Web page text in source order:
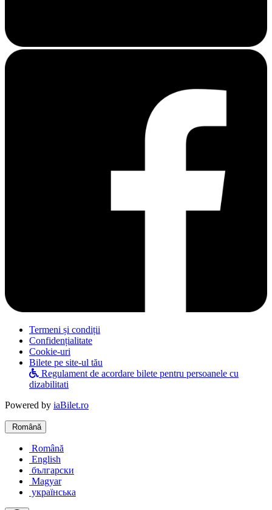
Termeni și condiții
Confidențialitate
Cookie-uri
Bilete pe site-ul tău
Regulament de acordare bilete pentru persoanele cu
dizabilitati
Powered by iaBilet.ro
Română
Română
English
български
Magyar
українська